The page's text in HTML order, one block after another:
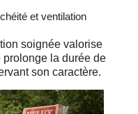
et ventilation
soignée valorise
la durée de
son caractère.